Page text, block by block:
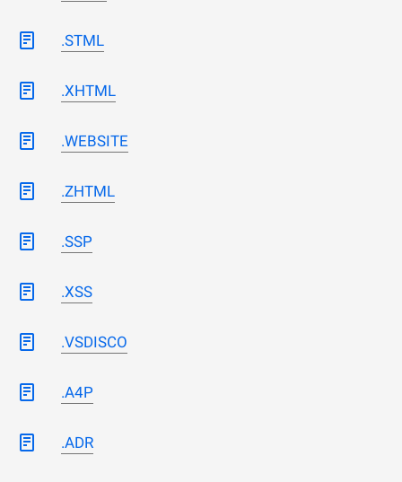
.STML
.XHTML
.WEBSITE
.ZHTML
.SSP
.XSS
.VSDISCO
.A4P
.ADR